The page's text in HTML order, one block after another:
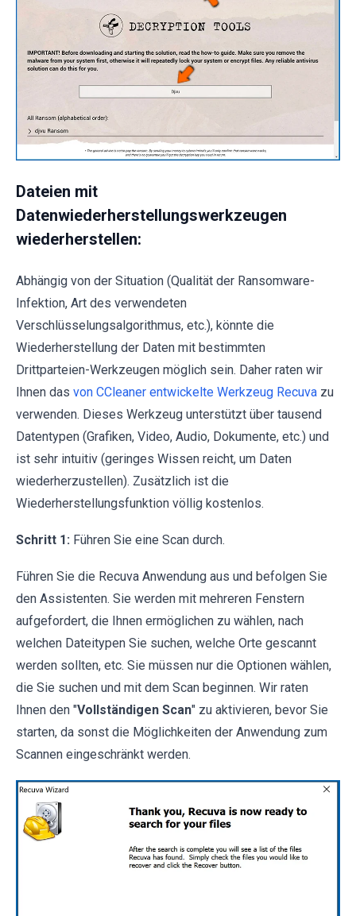
Dateien mit
Datenwiederherstellungswerkzeugen
wiederherstellen:
Abhängig von der Situation (Qualität der Ransomware-
Infektion, Art des verwendeten
Verschlüsselungsalgorithmus, etc.), könnte die
Wiederherstellung der Daten mit bestimmten
Drittparteien-Werkzeugen möglich sein. Daher raten wir
Ihnen das von CCleaner entwickelte Werkzeug Recuva zu
verwenden. Dieses Werkzeug unterstützt über tausend
Datentypen (Grafiken, Video, Audio, Dokumente, etc.) und
ist sehr intuitiv (geringes Wissen reicht, um Daten
wiederherzustellen). Zusätzlich ist die
Wiederherstellungsfunktion völlig kostenlos.
Schritt 1: Führen Sie eine Scan durch.
Führen Sie die Recuva Anwendung aus und befolgen Sie
den Assistenten. Sie werden mit mehreren Fenstern
aufgefordert, die Ihnen ermöglichen zu wählen, nach
welchen Dateitypen Sie suchen, welche Orte gescannt
werden sollten, etc. Sie müssen nur die Optionen wählen,
die Sie suchen und mit dem Scan beginnen. Wir raten
Ihnen den "Vollständigen Scan" zu aktivieren, bevor Sie
starten, da sonst die Möglichkeiten der Anwendung zum
Scannen eingeschränkt werden.